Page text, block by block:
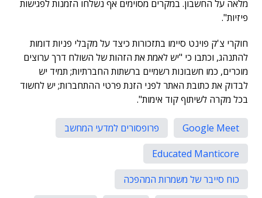
מלאה על החשבון. במקרים מסוימים אף נשלחו הזמנות לפגישות
פיזיות".
חוקרי צ'ק פוינט סיימו בתזכורות כיצד על מקבלי פניות דומות
להתנהג, וכתבו כי "יש לאמת את הזהות של השולח דרך ערוצים
מוכרים, כמו חשבונות רשמיים ברשתות החברתיות; תמיד יש
לבדוק את כתובת האתר לפני הזנת פרטי ההתחברות; יש לחשוד
בכל מקרה לשיתוף קוד אימות".
Google Meet
פרופסורים למדעי המחשב
Educated Manticore
כוח סייבר של משמרות המהפכה